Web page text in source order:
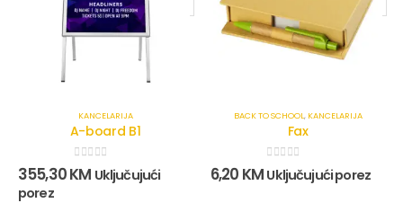
KANCELARIJA
A-board B1
0out of 5
355,30KM Uključujući
porez
BACK TO SCHOOL, KANCELARIJA
Fax
out of 5
6,20 KM Uključujući porez